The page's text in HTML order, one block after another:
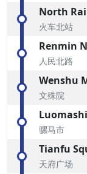
North
火车北站
Renmin
人民北路
Wenshu
文殊院
Luomashi
骡马市
Tianfu
天府广场